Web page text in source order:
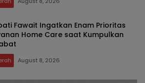
Fawait Ingatkan Enam Prioritas
Home Care saat Kumpulkan
August 8, 2026